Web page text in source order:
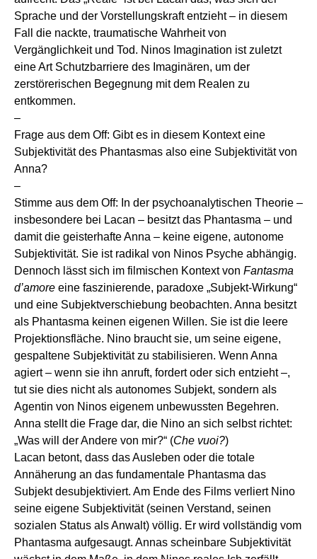
Sprache und der Vorstellungskraft entzieht – in diesem
Fall die nackte, traumatische Wahrheit von
Vergänglichkeit und Tod. Ninos Imagination ist zuletzt
eine Art Schutzbarriere des Imaginären, um der
zerstörerischen Begegnung mit dem Realen zu
entkommen.
–
Frage aus dem Off: Gibt es in diesem Kontext eine
Subjektivität des Phantasmas also eine Subjektivität von
Anna?
–
Stimme aus dem Off: In der psychoanalytischen Theorie –
insbesondere bei Lacan – besitzt das Phantasma – und
damit die geisterhafte Anna – keine eigene, autonome
Subjektivität. Sie ist radikal von Ninos Psyche abhängig.
Dennoch lässt sich im filmischen Kontext von Fantasma
d’amore eine faszinierende, paradoxe „Subjekt-Wirkung“
und eine Subjektverschiebung beobachten. Anna besitzt
als Phantasma keinen eigenen Willen. Sie ist die leere
Projektionsfläche. Nino braucht sie, um seine eigene,
gespaltene Subjektivität zu stabilisieren. Wenn Anna
agiert – wenn sie ihn anruft, fordert oder sich entzieht –,
tut sie dies nicht als autonomes Subjekt, sondern als
Agentin von Ninos eigenem unbewussten Begehren.
Anna stellt die Frage dar, die Nino an sich selbst richtet:
„Was will der Andere von mir?“ (Che vuoi?)
Lacan betont, dass das Ausleben oder die totale
Annäherung an das fundamentale Phantasma das
Subjekt desubjektiviert. Am Ende des Films verliert Nino
seine eigene Subjektivität (seinen Verstand, seinen
sozialen Status als Anwalt) völlig. Er wird vollständig vom
Phantasma aufgesaugt. Annas scheinbare Subjektivität